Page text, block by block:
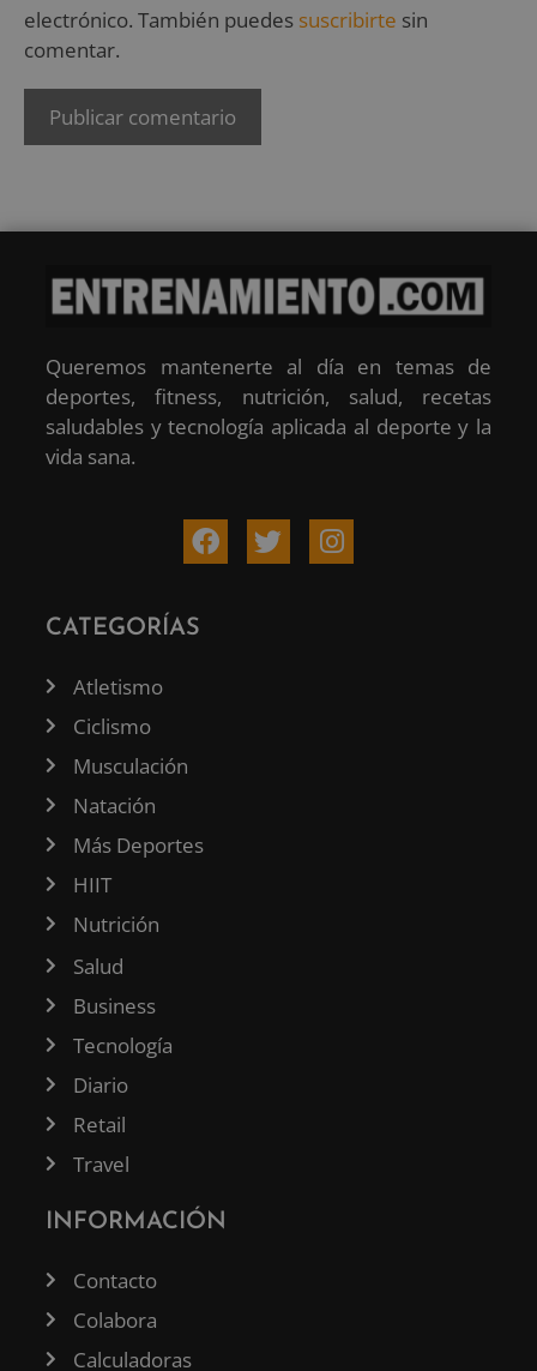
electrónico. También puedes suscribirte sin
comentar.
Queremos mantenerte al día en temas de
deportes, fitness, nutrición, salud, recetas
saludables y tecnología aplicada al deporte y la
vida sana.
CATEGORÍAS
Atletismo
Ciclismo
Musculación
Natación
Más Deportes
HIIT
Nutrición
Salud
Business
Tecnología
Diario
Retail
Travel
INFORMACIÓN
Contacto
Colabora
Calculadoras